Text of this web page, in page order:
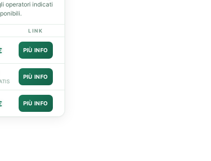
operatori indicati
LINK
PIÙ INFO
PIÙ INFO
PIÙ INFO